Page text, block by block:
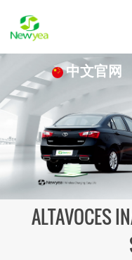
中文官网
ALTAVOCES